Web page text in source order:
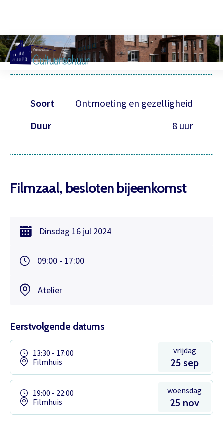
Filmzaal, besloten bijeenkomst
Dinsdag 16 jul 2024
09:00 - 17:00
Atelier
Eerstvolgende datums
13:30 - 17:00
Filmhuis
vrijdag
25 sep
19:00 - 22:00
Filmhuis
woensdag
25 nov
Soort
Ontmoeting en gezelligheid
Duur
8 uur